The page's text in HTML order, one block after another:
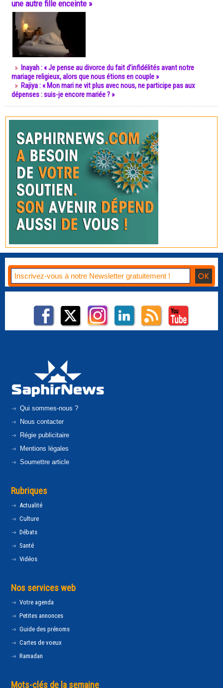
une autre fille enceinte »
Inayah : « Je pense au divorce du fait d’infidélités avant notre
mariage religieux, alors que nous étions en couple »
Rajiya : « Mon mari ne vit plus avec nous, ne participe pas aux
dépenses : suis-je encore mariée ? »
Qui sommes-nous ?
Nous contacter
Régie publicitaire
Mentions légales
Soumettre article
Rubriques
Actualité
Culture
Débats
Santé
Vidéos
Nos services web
Votre agenda
Petites annonces
Guide des prénoms
Cartes de voeux
Ramadan
Mots-clés de la semaine